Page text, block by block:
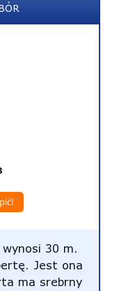
30 m.
Jest ona
ma srebrny